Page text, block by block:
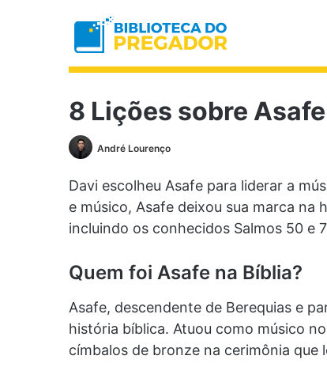
8 Lições sobre
André Lourenço
Davi escolheu Asafe para liderar a
e músico, Asafe deixou sua marca na
incluindo os conhecidos Salmos 50 e
Quem foi Asafe na Bíblia?
Asafe, descendente de Berequias e
história bíblica. Atuou como músico
címbalos de bronze na cerimônia que